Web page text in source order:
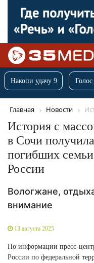
Накопи удачу 9
Главная Новости
История с
в Сочи
погибших
России
Вологжане,
внимание
13 августа 2025
По информации пресс-
России по федеральной